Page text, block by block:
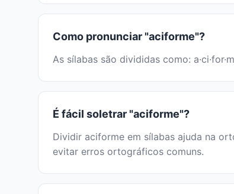
Como pronunciar "aciforme"?
As sílabas são divididas como:
É fácil soletrar "aciforme"?
Dividir aciforme em sílabas ajuda na
evitar erros ortográficos comuns.